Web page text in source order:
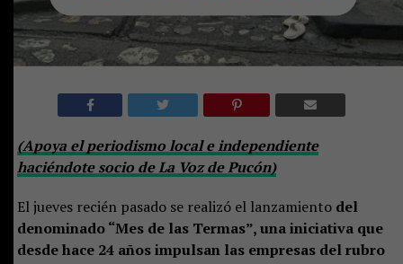
(Apoya el periodismo local e independiente
haciéndote socio de La Voz de Pucón)
El jueves recién pasado se realizó el lanzamientodel
denominado “Mes de las Termas”, una iniciativa que
desde hace 24 años impulsan las empresas del rubro